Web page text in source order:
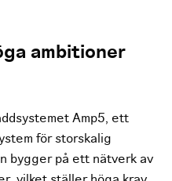
ambitioner
Amp5, ett
för storskalig
bygger på ett nätverk av